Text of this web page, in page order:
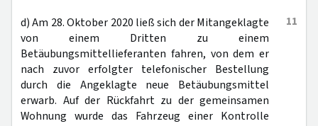
11
d) Am 28. Oktober 2020 ließ sich der Mitangeklagte
von einem Dritten zu einem
Betäubungsmittellieferanten fahren, von dem er
nach zuvor erfolgter telefonischer Bestellung
durch die Angeklagte neue Betäubungsmittel
erwarb. Auf der Rückfahrt zu der gemeinsamen
Wohnung wurde das Fahrzeug einer Kontrolle